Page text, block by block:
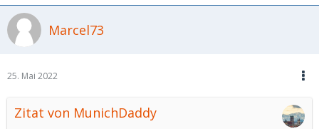
Marcel73
25. Mai 2022
Zitat von MunichDaddy